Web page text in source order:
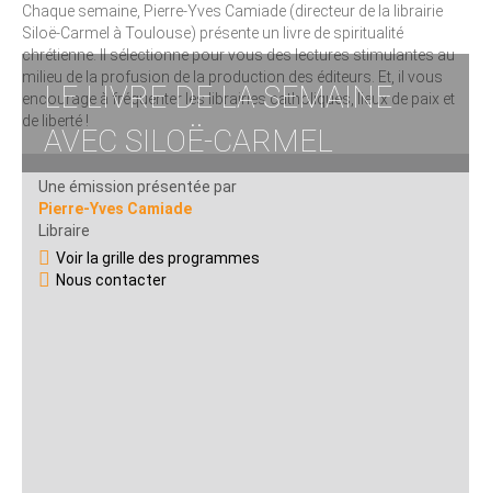
LE LIVRE DE LA SEMAINE
AVEC SILOË-CARMEL
Chaque semaine, Pierre-Yves Camiade (directeur de la librairie
Siloë-Carmel à Toulouse) présente un livre de spiritualité
chrétienne. Il sélectionne pour vous des lectures stimulantes au
milieu de la profusion de la production des éditeurs. Et, il vous
encourage à fréquenter les librairies catholiques, lieux de paix et
de liberté !
Une émission présentée par
Pierre-Yves Camiade
Libraire
Voir la grille des programmes
Nous contacter